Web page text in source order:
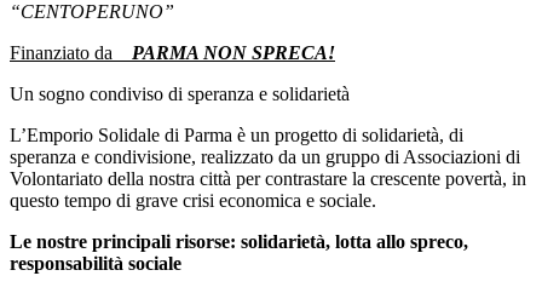
“CENTOPERUNO”
Finanziato da
PARMA NON SPRECA!
Un sogno condiviso di speranza e solidarietà
L’Emporio Solidale di Parma è un progetto di solidarietà, di
speranza e condivisione, realizzato da un gruppo di Associazioni di
Volontariato della nostra città per contrastare la crescente povertà, in
questo tempo di grave crisi economica e sociale.
Le nostre principali risorse: solidarietà, lotta allo spreco,
responsabilità sociale